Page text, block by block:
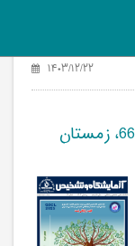
۱۴۰۳/۱۲/۲۲
نشریه آزمایشگاه و تشخیص شماره 66، زمستان